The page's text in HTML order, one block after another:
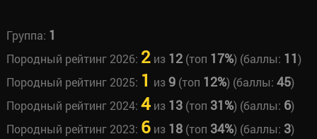
Группа: 1
Породный рейтинг 2026: 2из 12(топ 17%) (баллы: 11)
Породный рейтинг 2025: 1 из9(топ 12%) (баллы: 45)
Породный рейтинг 2024: 4из 13(топ 31%) (баллы: 6)
Породный рейтинг 2023: 6из 18(топ 34%) (баллы: 3)